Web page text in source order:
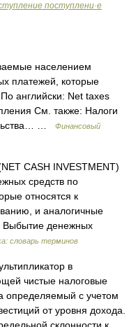
поступлени·е
населением
платежей, которые
английски: Net taxes
См. также: Налоги
…
Финансовый
CASH INVESTMENT)
средств по
относятся к
и аналогичные
Выбытие денежных
словарь терминов
в
чистые налоговые
определяемый с учетом
от уровня дохода.